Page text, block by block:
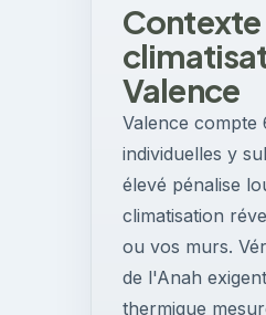
Valence
Valence compte
individuelles y
élevé pénalise
climatisation
ou vos murs.
de l'Anah
thermique